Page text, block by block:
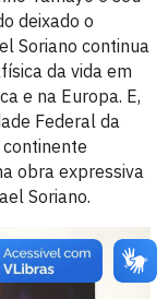
deixado o
Soriano continua
da vida em
e na Europa. E,
Federal da
obra expressiva
Soriano.